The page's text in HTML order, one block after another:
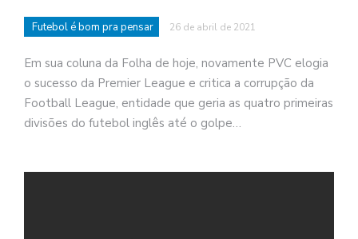
Futebol é bom pra pensar 26 de abril de 2021
Em sua coluna da Folha de hoje, novamente PVC elogia
o sucesso da Premier League e critica a corrupção da
Football League, entidade que geria as quatro primeiras
divisões do futebol inglês até o golpe…